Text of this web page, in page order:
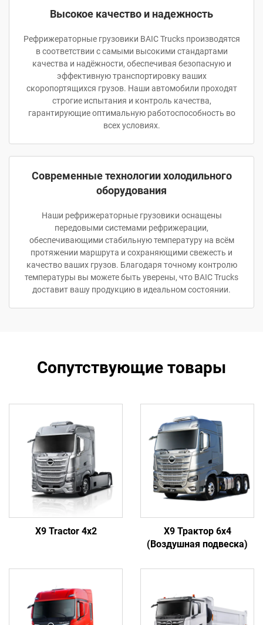
Высокое качество и надежность
Рефрижераторные грузовики BAIC Trucks производятся
в соответствии с самыми высокими стандартами
качества и надёжности, обеспечивая безопасную и
эффективную транспортировку ваших
скоропортящихся грузов. Наши автомобили проходят
строгие испытания и контроль качества,
гарантирующие оптимальную работоспособность во
всех условиях.
Современные технологии холодильного
оборудования
Наши рефрижераторные грузовики оснащены
передовыми системами рефрижерации,
обеспечивающими стабильную температуру на всём
протяжении маршрута и сохраняющими свежесть и
качество ваших грузов. Благодаря точному контролю
температуры вы можете быть уверены, что BAIC Trucks
доставит вашу продукцию в идеальном состоянии.
Сопутствующие товары
X9 Tractor 4x2
X9 Трактор 6x4
(Воздушная подвеска)